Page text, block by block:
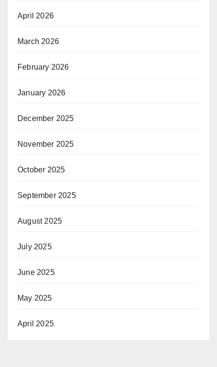
April 2026
March 2026
February 2026
January 2026
December 2025
November 2025
October 2025
September 2025
August 2025
July 2025
June 2025
May 2025
April 2025